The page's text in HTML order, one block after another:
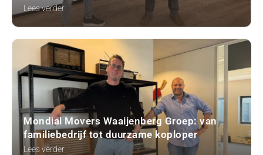
Lees verder
Mondial Movers Waaijenberg Groep: van
familiebedrijf tot duurzame koploper
Lees verder